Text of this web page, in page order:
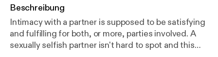
Beschreibung
Intimacy with a partner is supposed to be satisfying
and fulfilling for both, or more, parties involved. A
sexually selfish partner isn't hard to spot and this